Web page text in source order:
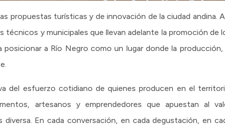
propuestas turísticas y de innovación de la ciudad andina.
y municipales que llevan adelante la promoción de
a Río Negro como un lugar donde la producción,
del esfuerzo cotidiano de quienes producen en el
artesanos y emprendedores que apuestan al
En cada conversación, en cada degustación, en